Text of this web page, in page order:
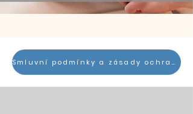
Smluvní podmínky a zásady ochrany osobních údajů